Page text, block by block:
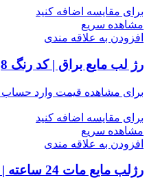
برای مقایسه اضافه کنید
مشاهده سریع
افزودن به علاقه مندی
رژ لب مایع براق | کد رنگ 8
برای مشاهده قیمت وارد حساب
برای مقایسه اضافه کنید
مشاهده سریع
افزودن به علاقه مندی
رژلب مایع مات 24 ساعته | کد رنگ 15